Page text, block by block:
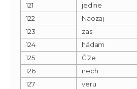
121
jedine
122
Naozaj
123
zas
124
hádam
125
Čiže
126
nech
127
veru